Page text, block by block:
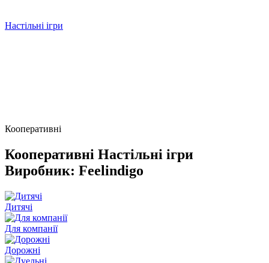
Настільні ігри
Кооперативні
Кооперативні Настільні ігри
Виробник: Feelindigo
Дитячі
Для компанії
Дорожні